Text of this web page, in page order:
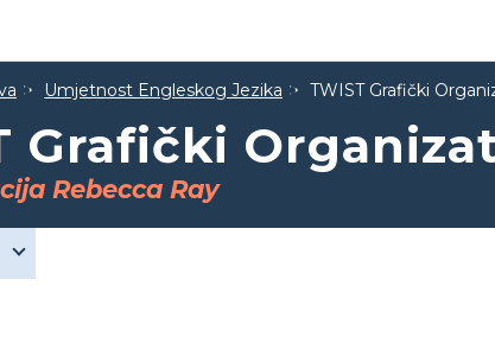
Umjetnost Engleskog Jezika TWIST Grafički
Grafički
Rebecca Ray